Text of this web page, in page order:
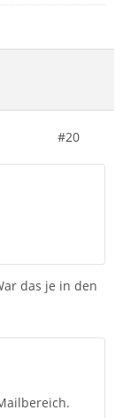
#20
das je in den